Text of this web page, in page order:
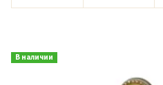
В наличии